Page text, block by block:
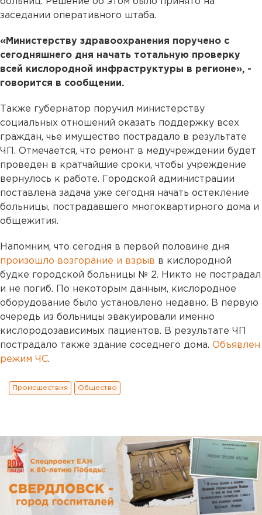
заседании оперативного штаба.
«Министерству здравоохранения поручено с
сегодняшнего дня начать тотальную проверку
всей кислородной инфраструктуры в регионе», -
говорится в сообщении.
Также губернатор поручил министерству
социальных отношений оказать поддержку всех
граждан, чье имущество пострадало в результате
ЧП. Отмечается, что ремонт в медучреждении будет
проведен в кратчайшие сроки, чтобы учреждение
вернулось к работе. Городской администрации
поставлена задача уже сегодня начать остекление
больницы, пострадавшего многоквартирного дома и
общежития.
Напомним, что сегодня в первой половине дня
произошло возгорание и взрыв в кислородной
будке городской больницы № 2. Никто не пострадал
и не погиб. По некоторым данным, кислородное
оборудование было установлено недавно. В первую
очередь из больницы эвакуировали именно
кислородозависимых пациентов. В результате ЧП
пострадало также здание соседнего дома. Объявлен
режим ЧС.
Происшествия Общество